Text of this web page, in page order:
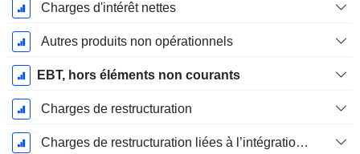
Charges d'intérêt nettes
Autres produits non opérationnels
EBT, hors éléments non courants
Charges de restructuration
Charges de restructuration liées à l’intégration d’une nouvelle activité (Fusions, Acquisitions)